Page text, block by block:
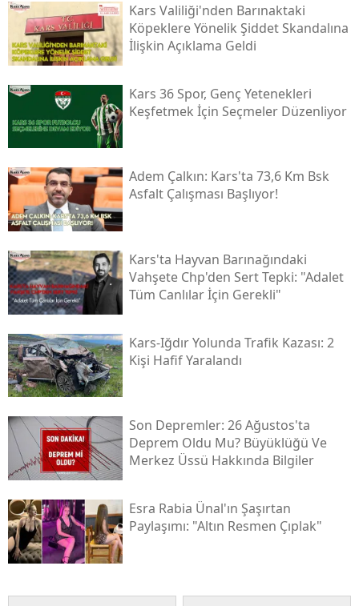
Sinop
Tekirdağ
Tunceli
Uşak
Van
Bayburt
Karaman
Batman
Kars Valiliği'nden Barınaktaki
Köpeklere Yönelik Şiddet Skandalına
İlişkin Açıklama Geldi
Kars 36 Spor, Genç Yetenekleri
Keşfetmek İçin Seçmeler Düzenliyor
Adem Çalkın: Kars'ta 73,6 Km Bsk
Asfalt Çalışması Başlıyor!
Kars'ta Hayvan Barınağındaki
Vahşete Chp'den Sert Tepki: "adalet
Tüm Canlılar İçin Gerekli"
Kars-Iğdır Yolunda Trafik Kazası: 2
Kişi Hafif Yaralandı
Son Depremler: 26 Ağustos'ta
Deprem Oldu Mu? Büyüklüğü Ve
Merkez Üssü Hakkında Bilgiler
Esra Rabia Ünal'ın Şaşırtan
Paylaşımı: "altın Resmen Çıplak"